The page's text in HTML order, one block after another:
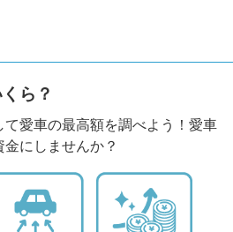
ら？
愛車の最高額を調べよう！愛車
にしませんか？